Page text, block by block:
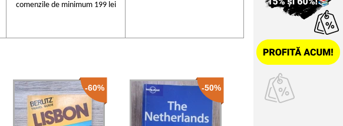
comenzile de minimum 199 lei
-60% -50%